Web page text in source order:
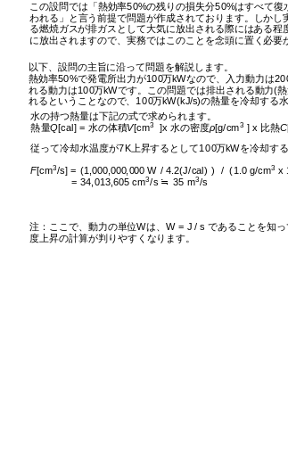
以下、設問の主旨に沿って問題を解説します。
熱効率50%で発電所出力が100万kWなので、入力動力は
れる動力は100万kWです。この問題では排出される動力(
れるということなので、100万kW(kJ/s)の熱量を冷却する
水の持つ熱量は下記の式で求められます。
熱量Q[cal] = 水の体積V[cm3 ]x 水の密度ρ[g/cm3 ] x 比熱C
従って冷却水温度が7K上昇するとして100万kWを冷却す
F[cm3/s] = (1,000,000,000 W / 4.2(J/cal) ) / (1.0 g/cm3 x
= 34,013,605 cm3/s ≒ 35 m3/s
注：ここで、動力の単位Wは、 W = J / s であることを知
度上昇の計算が判りやすくなります。
この設問では「熱効率50%の残りの損失分50%はすべて復
われる」と言う前提で問題が作成されております。しかし
る燃焼ガスが排ガスとして大気に放出される際にはある程
に放出されますので、実務ではこのことを念頭に置く必要